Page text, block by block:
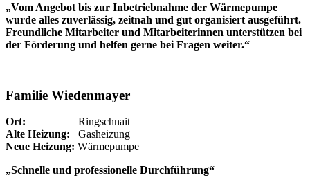
„Vom Angebot bis zur Inbetriebnahme der Wärmepumpe
wurde alles zuverlässig, zeitnah und gut organisiert ausgeführt.
Freundliche Mitarbeiter und Mitarbeiterinnen unterstützen bei
der Förderung und helfen gerne bei Fragen weiter.“
Familie Wiedenmayer
Ort: Ringschnait
Alte Heizung: Gasheizung
Neue Heizung: Wärmepumpe
„Schnelle und professionelle Durchführung“